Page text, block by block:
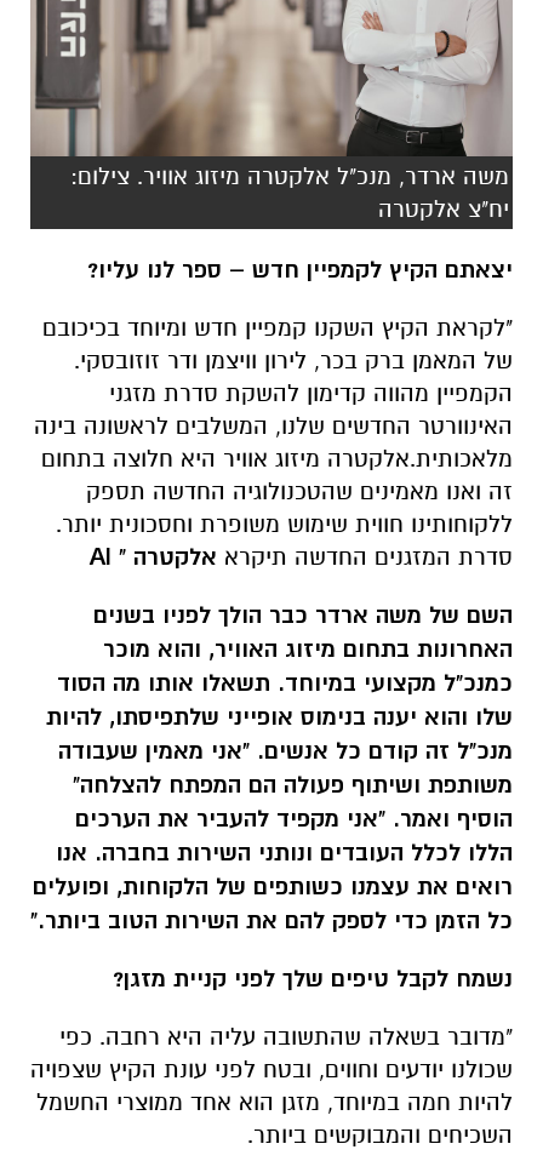
משה ארדר, מנכ"ל אלקטרה מיזוג אוויר. צילום:
יח"צ אלקטרה
יצאתם הקיץ לקמפיין חדש – ספר לנו עליו?
"לקראת הקיץ השקנו קמפיין חדש ומיוחד בכיכובם
של המאמן ברק בכר, לירון וויצמן ודר זוזובסקי.
הקמפיין מהווה קדימון להשקת סדרת מזגני
האינוורטר החדשים שלנו, המשלבים לראשונה בינה
מלאכותית.אלקטרה מיזוג אוויר היא חלוצה בתחום
זה ואנו מאמינים שהטכנולוגיה החדשה תספק
ללקוחותינו חווית שימוש משופרת וחסכונית יותר.
סדרת המזגנים החדשה תיקרא אלקטרה "
השם של משה ארדר כבר הולך לפניו בשנים
האחרונות בתחום מיזוג האוויר, והוא מוכר
כמנכ"ל מקצועי במיוחד. תשאלו אותו מה הסוד
שלו והוא יענה בנימוס אופייני שלתפיסתו, להיות
מנכ"ל זה קודם כל אנשים. "אני מאמין שעבודה
משותפת ושיתוף פעולה הם המפתח להצלחה"
הוסיף ואמר. "אני מקפיד להעביר את הערכים
הללו לכלל העובדים ונותני השירות בחברה. אנו
רואים את עצמנו כשותפים של הלקוחות, ופועלים
כל הזמן כדי לספק להם את השירות הטוב ביותר."
נשמח לקבל טיפים שלך לפני קניית מזגן?
"מדובר בשאלה שהתשובה עליה היא רחבה. כפי
שכולנו יודעים וחווים, ובטח לפני עונת הקיץ שצפויה
להיות חמה במיוחד, מזגן הוא אחד ממוצרי החשמל
השכיחים והמבוקשים ביותר.